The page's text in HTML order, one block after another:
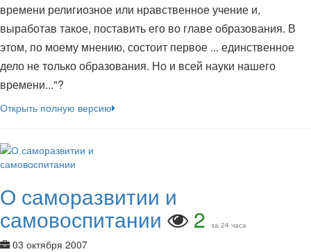
времени религиозное или нравственное учение и,
выработав такое, поставить его во главе образования. В
этом, по моему мнению, состоит первое ... единственное
дело не только образования. Но и всей науки нашего
времени..."?
Открыть полную версию
О саморазвитии и
самовоспитании 2 за 24 часа
03 октября 2007